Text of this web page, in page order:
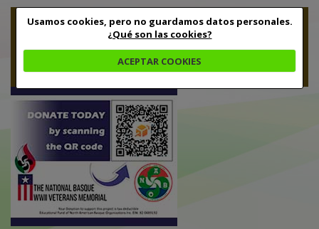
Usamos cookies, pero no guardamos datos personales.
¿Qué son las cookies?
ACEPTAR COOKIES